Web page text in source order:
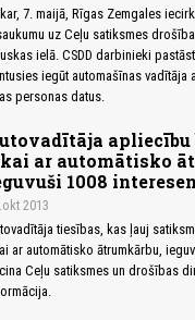
7. maijā, Rīgas Zemgales
uz Ceļu satiksmes
ielā. CSDD darbinieki
iegūt automašīnas vadītāja
personas datus.
apliecību
ar automātisko
1008
2013
tiesības, kas ļauj
ar automātisko ātrumkārbu,
Ceļu satiksmes un drošības